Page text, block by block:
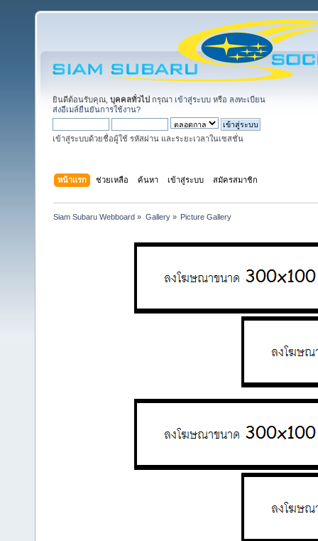
ยินดีต้อนรับคุณ, บุคคลทั่วไป กรุณา เข้าสู่ระบบ หรือ ลงทะเบียน
ส่งอีเมล์ยืนยันการใช้งาน?
เข้าสู่ระบบด้วยชื่อผู้ใช้ รหัสผ่าน และระยะเวลาในเซสชั่น
หน้าแรก ช่วยเหลือ ค้นหา เข้าสู่ระบบ สมัครสมาชิก
Siam Subaru Webboard » Gallery» Picture Gallery